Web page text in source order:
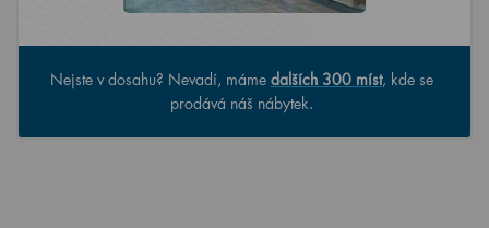
Nejste v dosahu? Nevadí, máme dalších 300 míst, kde se
prodává náš nábytek.